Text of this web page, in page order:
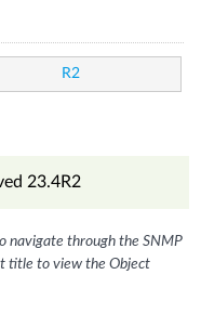
R2
23.4R2
navigate through the SNMP
title to view the Object